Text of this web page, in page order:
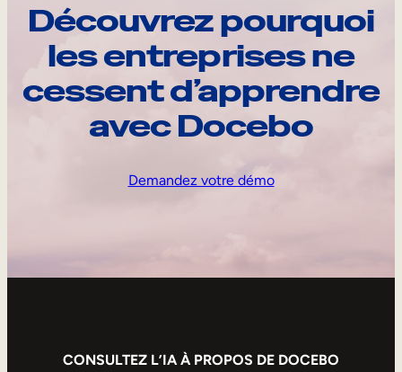
Découvrez pourquoi
les entreprises ne
cessent d’apprendre
avec Docebo
Demandez votre démo
CONSULTEZ L’IA À PROPOS DE DOCEBO